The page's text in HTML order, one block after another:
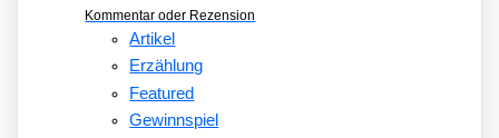
Kommentar oder Rezension
Artikel
Erzählung
Featured
Gewinnspiel